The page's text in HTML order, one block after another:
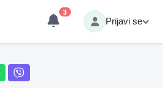
3
Prijavi se